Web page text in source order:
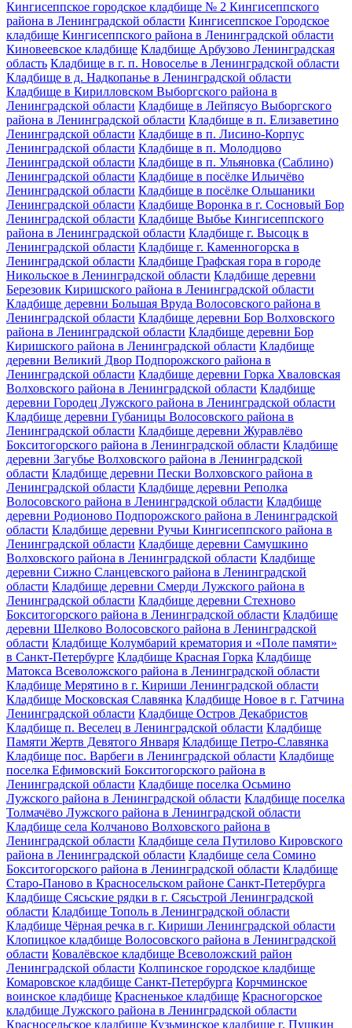
Кингисеппское городское кладбище № 2 Кингисеппского
района в Ленинградской области Кингисеппское Городское
кладбище Кингисеппского района в Ленинградской области
Киновеевское кладбище Кладбище Арбузово Ленинградская
область Кладбище в г. п. Новоселье в Ленинградской области
Кладбище в д. Надкопанье в Ленинградской области
Кладбище в Кирилловском Выборгского района в
Ленинградской области Кладбище в Лейпясуо Выборгского
района в Ленинградской области Кладбище в п. Елизаветино
Ленинградской области Кладбище в п. Лисино-Корпус
Ленинградской области Кладбище в п. Молодцово
Ленинградской области Кладбище в п. Ульяновка (Саблино)
Ленинградской области Кладбище в посёлке Ильичёво
Ленинградской области Кладбище в посёлке Ольшаники
Ленинградской области Кладбище Воронка в г. Сосновый Бор
Ленинградской области Кладбище Выбье Кингисеппского
района в Ленинградской области Кладбище г. Высоцк в
Ленинградской области Кладбище г. Каменногорска в
Ленинградской области Кладбище Графская гора в городе
Никольское в Ленинградской области Кладбище деревни
Березовик Киришского района в Ленинградской области
Кладбище деревни Большая Вруда Волосовского района в
Ленинградской области Кладбище деревни Бор Волховского
района в Ленинградской области Кладбище деревни Бор
Киришского района в Ленинградской области Кладбище
деревни Великий Двор Подпорожского района в
Ленинградской области Кладбище деревни Горка Хваловская
Волховского района в Ленинградской области Кладбище
деревни Городец Лужского района в Ленинградской области
Кладбище деревни Губаницы Волосовского района в
Ленинградской области Кладбище деревни Журавлёво
Бокситогорского района в Ленинградской области Кладбище
деревни Загубье Волховского района в Ленинградской
области Кладбище деревни Пески Волховского района в
Ленинградской области Кладбище деревни Реполка
Волосовского района в Ленинградской области Кладбище
деревни Родионово Подпорожского района в Ленинградской
области Кладбище деревни Ручьи Кингисеппского района в
Ленинградской области Кладбище деревни Самушкино
Волховского района в Ленинградской области Кладбище
деревни Сижно Сланцевского района в Ленинградской
области Кладбище деревни Смерди Лужского района в
Ленинградской области Кладбище деревни Стехново
Бокситогорского района в Ленинградской области Кладбище
деревни Шелково Волосовского района в Ленинградской
области Кладбище Колумбарий крематория и «Поле памяти»
в Санкт-Петербурге Кладбище Красная Горка Кладбище
Матокса Всеволожского района в Ленинградской области
Кладбище Мерятино в г. Кириши Ленинградской области
Кладбище Московская Славянка Кладбище Новое в г. Гатчина
Ленинградской области Кладбище Остров Декабристов
Кладбище п. Веселец в Ленинградской области Кладбище
Памяти Жертв Девятого Января Кладбище Петро-Славянка
Кладбище пос. Варбеги в Ленинградской области Кладбище
поселка Ефимовский Бокситогорского района в
Ленинградской области Кладбище поселка Осьмино
Лужского района в Ленинградской области Кладбище поселка
Толмачёво Лужского района в Ленинградской области
Кладбище села Колчаново Волховского района в
Ленинградской области Кладбище села Путилово Кировского
района в Ленинградской области Кладбище села Сомино
Бокситогорского района в Ленинградской области Кладбище
Старо-Паново в Красносельском районе Санкт-Петербурга
Кладбище Сясьские рядки в г. Сясьстрой Ленинградской
области Кладбище Тополь в Ленинградской области
Кладбище Чёрная речка в г. Кириши Ленинградской области
Клопицкое кладбище Волосовского района в Ленинградской
области Ковалёвское кладбище Всеволожский район
Ленинградской области Колпинское городское кладбище
Комаровское кладбище Санкт-Петербурга Корчминское
воинское кладбище Красненькое кладбище Красногорское
кладбище Лужского района в Ленинградской области
Красносельское кладбище Кузьминское кладбище г. Пушкин